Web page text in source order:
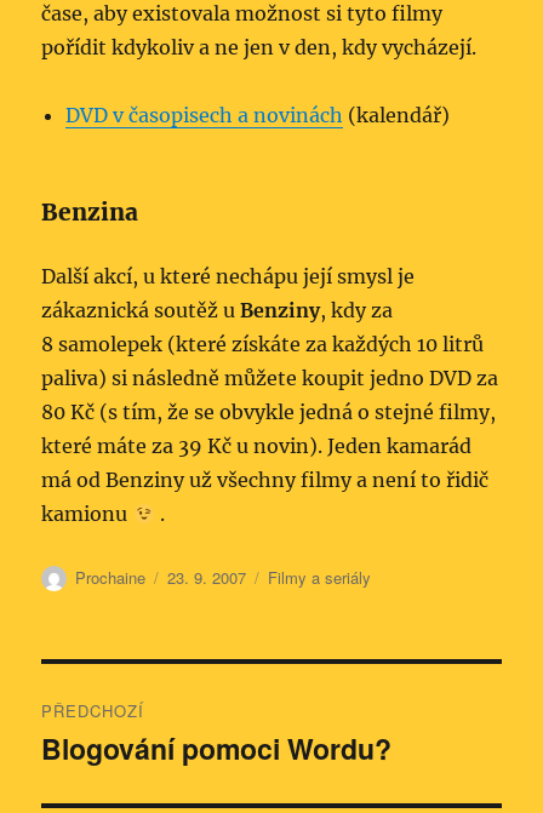
čase, aby existovala možnost si tyto filmy
pořídit kdykoliv a ne jen v den, kdy vycházejí.
DVD v časopisech a novinách (kalendář)
Benzina
Další akcí, u které nechápu její smysl je
zákaznická soutěž uBenziny, kdy za
8 samolepek (které získáte za každých 10 litrů
paliva) si následně můžete koupit jedno DVD za
80 Kč (s tím, že se obvykle jedná o stejné filmy,
které máte za 39 Kč u novin). Jeden kamarád
má od Benziny už všechny filmy a není to řidič
kamionu
.
Autor:
Prochaine Publikováno:
23. 9. 2007 Rubriky:
Filmy a seriály
pro
PŘEDCHOZÍ
Předchozí
Blogování pomoci Wordu?